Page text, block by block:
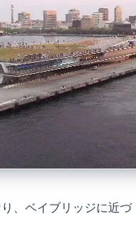
、ベイブリッジに近づ